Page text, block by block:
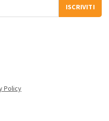
ISCRIVITI
Policy